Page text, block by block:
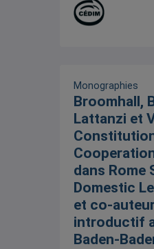
Monographies
Broomhall,
Lattanzi et
dans Rome
Domestic
et co-
introductif
Baden-